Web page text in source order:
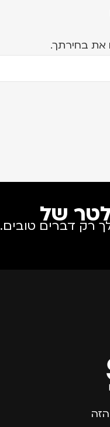
את בחירתך.
רק דברים טובים.